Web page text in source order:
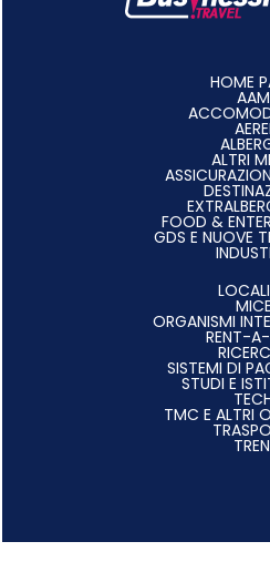
HOME
AAM
AEREI
ALTRI
FOOD &
GDS E NUOVE
MICE
ORGANISMI
RENT-
SISTEMI DI
STUDI E
TMC E ALTRI